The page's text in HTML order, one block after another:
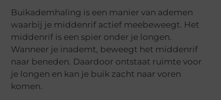
Buikademhaling is een manier van ademen
waarbij je middenrif actief meebeweegt. Het
middenrif is een spier onder je longen.
Wanneer je inademt, beweegt het middenrif
naar beneden. Daardoor ontstaat ruimte voor
je longen en kan je buik zacht naar voren
komen.